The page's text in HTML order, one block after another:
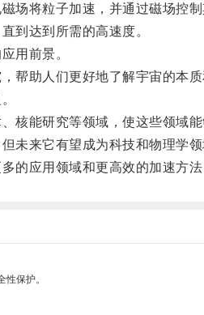
将粒子加速，并通过磁场控制
达到所需的高速度。
用前景。
助人们更好地了解宇宙的本质
能研究等领域，使这些领域能
来它有望成为科技和物理学领
应用领域和更高效的加速方法
保护。